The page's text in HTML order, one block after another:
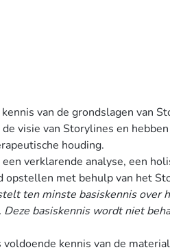
van de grondslagen van
visie van Storylines en
houding.
verklarende analyse, een
opstellen met behulp van het
ten minste basiskennis over
basiskennis wordt niet
kennis van de